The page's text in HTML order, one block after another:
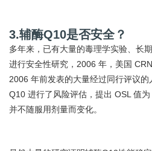
3.辅酶Q10是否安全？
多年来，已有大量的毒理学实验、长
进行安全性研究，2006 年，美国
2006 年前发表的大量经过同行评议
Q10 进行了风险评估，提出 OSL 值
并不随服用剂量而变化。